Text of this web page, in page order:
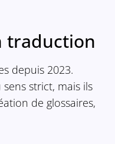
traduction
depuis 2023.
strict, mais ils
de glossaires,